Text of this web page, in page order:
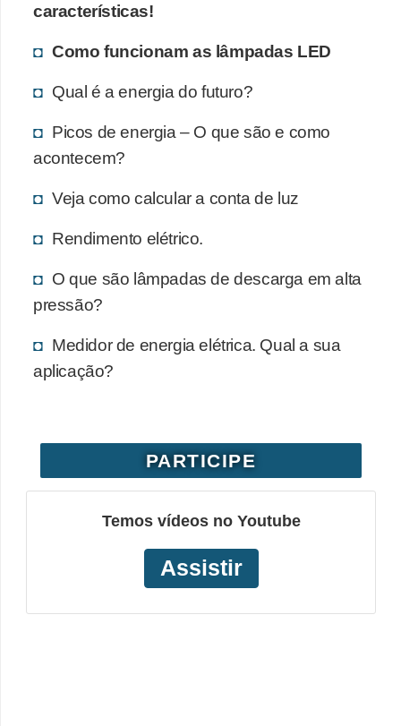
características!
Como funcionam as lâmpadas LED
Qual é a energia do futuro?
Picos de energia – O que são e como
acontecem?
Veja como calcular a conta de luz
Rendimento elétrico.
O que são lâmpadas de descarga em alta
pressão?
Medidor de energia elétrica. Qual a sua
aplicação?
PARTICIPE
Temos vídeos no Youtube
Assistir